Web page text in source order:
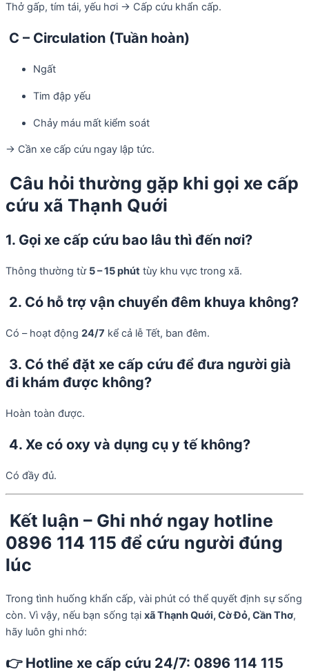
Thở gấp, tím tái, yếu hơi → Cấp cứu khẩn cấp.
C – Circulation (Tuần hoàn)
Ngất
Tim đập yếu
Chảy máu mất kiểm soát
→ Cần xe cấp cứu ngay lập tức.
Câu hỏi thường gặp khi gọi xe cấp
cứu xã Thạnh Quới
1. Gọi xe cấp cứu bao lâu thì đến nơi?
Thông thường từ 5 – 15 phút tùy khu vực trong xã.
2. Có hỗ trợ vận chuyển đêm khuya không?
Có – hoạt động 24/7 kể cả lễ Tết, ban đêm.
3. Có thể đặt xe cấp cứu để đưa người già
đi khám được không?
Hoàn toàn được.
4. Xe có oxy và dụng cụ y tế không?
Có đầy đủ.
Kết luận – Ghi nhớ ngay hotline
0896 114 115 để cứu người đúng
lúc
Trong tình huống khẩn cấp, vài phút có thể quyết định sự sống
còn. Vì vậy, nếu bạn sống tại xã Thạnh Quới, Cờ Đỏ, Cần Thơ,
hãy luôn ghi nhớ:
👉 Hotline xe cấp cứu 24/7: 0896 114 115